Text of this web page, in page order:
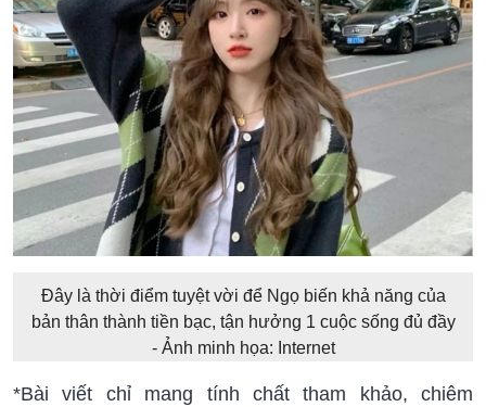
Đây là thời điểm tuyệt vời để Ngọ biến khả năng của
bản thân thành tiền bạc, tận hưởng 1 cuộc sống đủ đầy
- Ảnh minh họa: Internet
*Bài viết chỉ mang tính chất tham khảo, chiêm